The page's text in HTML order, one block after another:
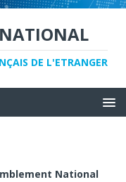
DE L'ETRANGER
National